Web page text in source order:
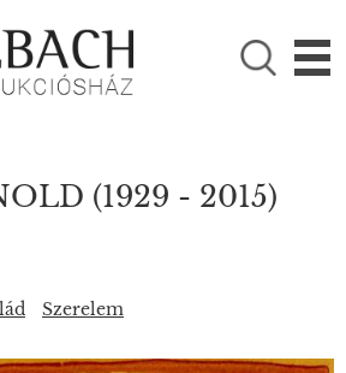

(1929 - 2015)
Szerelem